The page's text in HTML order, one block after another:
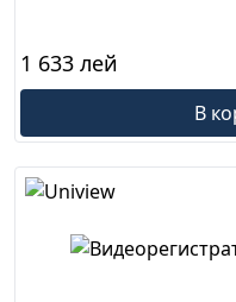
1 633 лей
В